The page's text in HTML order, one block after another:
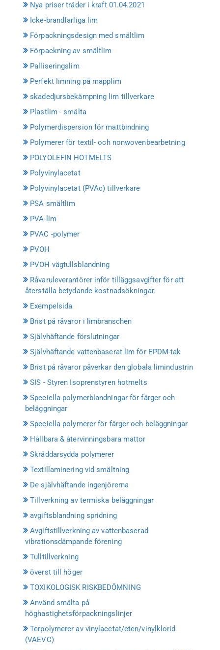
Nya priser träder i kraft 01.04.2021
Icke-brandfarliga lim
Förpackningsdesign med smältlim
Förpackning av smältlim
Palliseringslim
Perfekt limning på mapplim
skadedjursbekämpning lim tillverkare
Plastlim - smälta
Polymerdispersion för mattbindning
Polymerer för textil- och nonwovenbearbetning
POLYOLEFIN HOTMELTS
Polyvinylacetat
Polyvinylacetat (PVAc) tillverkare
PSA smältlim
PVA-lim
PVAC -polymer
PVOH
PVOH vägtullsblandning
Råvaruleverantörer inför tilläggsavgifter för att
återställa betydande kostnadsökningar.
Exempelsida
Brist på råvaror i limbranschen
Självhäftande förslutningar
Självhäftande vattenbaserat lim för EPDM-tak
Brist på råvaror påverkar den globala limindustrin
SIS - Styren Isoprenstyren hotmelts
Speciella polymerblandningar för färger och
beläggningar
Speciella polymerer för färger och beläggningar
Hållbara & återvinningsbara mattor
Skräddarsydda polymerer
Textillaminering vid smältning
De självhäftande ingenjörerna
Tillverkning av termiska beläggningar
avgiftsblandning spridning
Avgiftstillverkning av vattenbaserad
vibrationsdämpande förening
Tulltillverkning
överst till höger
TOXIKOLOGISK RISKBEDÖMNING
Använd smälta på
höghastighetsförpackningslinjer
Terpolymerer av vinylacetat/eten/vinylklorid
(VAEVC)